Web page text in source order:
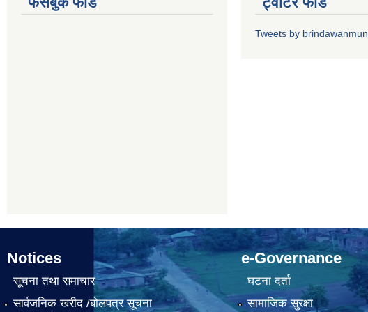
Tweets by brindawanmun
Notices
सूचना तथा समाचार
सार्वजनिक खरीद /बोलपत्र सूचना
e-Governance
घटना दर्ता
सामाजिक सुरक्षा